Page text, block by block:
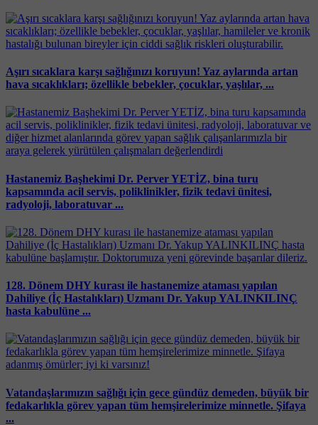
Aşırı sıcaklara karşı sağlığınızı koruyun! Yaz aylarında artan
hava sıcaklıkları; özellikle bebekler, çocuklar, yaşlılar, ...
Hastanemiz Başhekimi Dr. Perver YETİZ, bina turu
kapsamında acil servis, poliklinikler, fizik tedavi ünitesi,
radyoloji, laboratuvar ...
128. Dönem DHY kurası ile hastanemize ataması yapılan
Dahiliye (İç Hastalıkları) Uzmanı Dr. Yakup YALINKILINÇ
hasta kabulüne ...
Vatandaşlarımızın sağlığı için gece gündüz demeden, büyük bir
fedakarlıkla görev yapan tüm hemşirelerimize minnetle. Şifaya
...